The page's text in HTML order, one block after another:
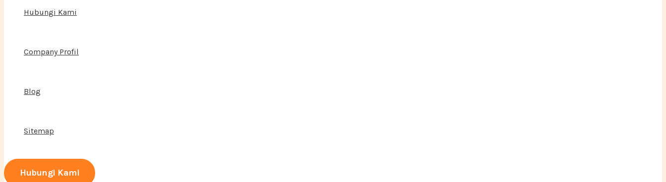
Hubungi Kami
Company Profil
Blog
Sitemap
Hubungi Kami